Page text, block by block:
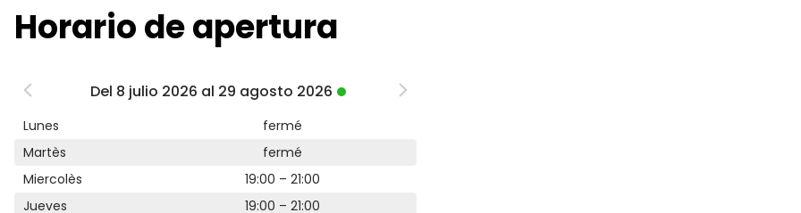
Horario de apertura
Del 8 julio 2026 al 29 agosto 2026
Lunes
fermé
Martès
fermé
Miercolès
19:00 – 21:00
Jueves
19:00 – 21:00